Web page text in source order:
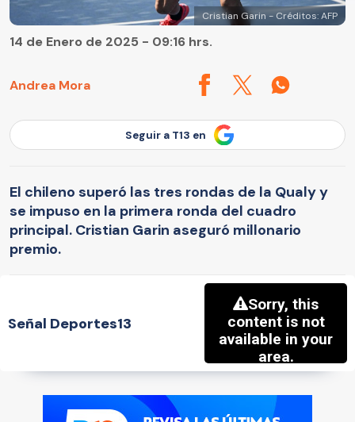
Cristian Garin - Créditos: AFP
Andrea Mora
14 de Enero de 2025 - 09:16 hrs.
Seguir a T13 en
El chileno superó las tres rondas de la Qualy y
se impuso en la primera ronda del cuadro
principal. Cristian Garin aseguró millonario
premio.
Señal Deportes13